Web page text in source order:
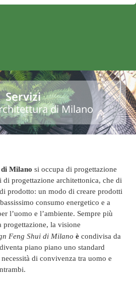
Servizi
di Milano
Milano si occupa di progettazione
progettazione architettonica, che di
prodotto: un modo di creare prodotti
consumo energetico e a
l’uomo e l’ambiente. Sempre più
progettazione, la visione
Feng Shui di Milano è condivisa da
piano piano uno standard
di convivenza tra uomo e